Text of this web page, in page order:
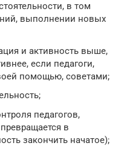
в том
выполнении новых
и активность выше,
если педагоги,
помощью, советами;
педагогов,
в
закончить начатое);